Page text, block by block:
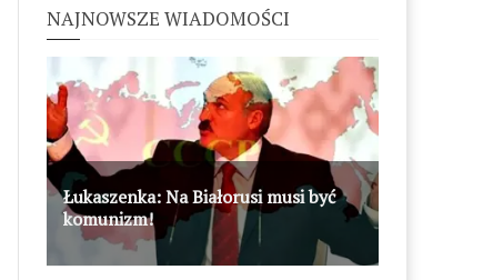
NAJNOWSZE WIADOMOŚCI
Łukaszenka: Na Białorusi musi być
komunizm!